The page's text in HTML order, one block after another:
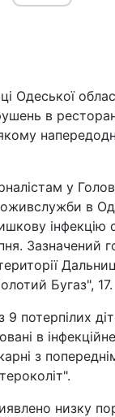
Одеської
в
у
в
інфекцію
Зазначений
Бугаз", 17.
потерпілих
в
з
низку